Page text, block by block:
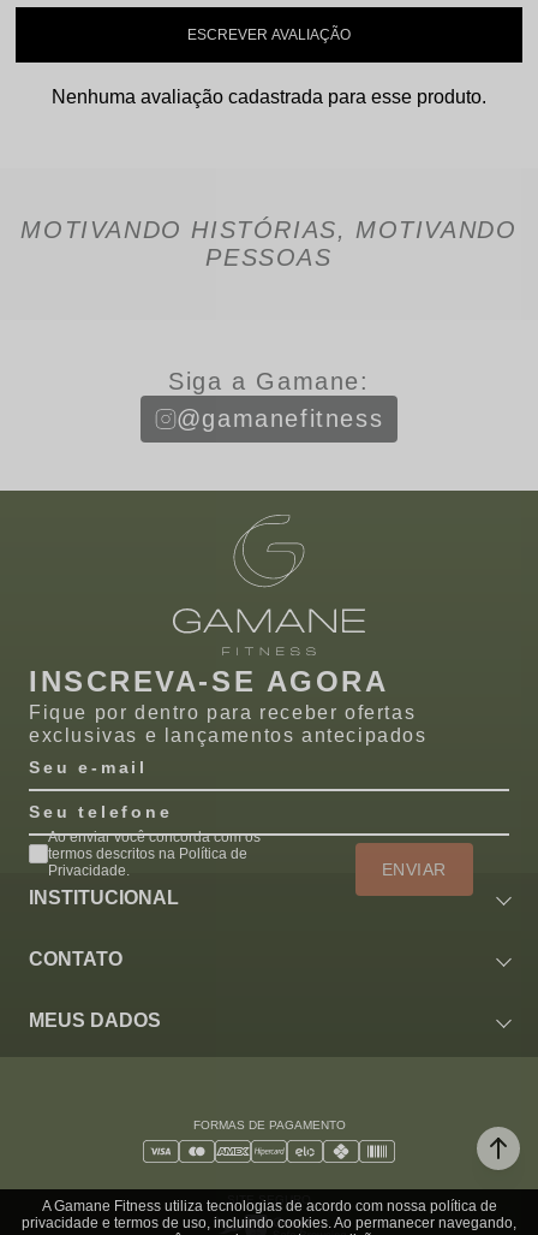
ESCREVER AVALIAÇÃO
Nenhuma avaliação cadastrada para esse produto.
MOTIVANDO HISTÓRIAS, MOTIVANDO
PESSOAS
Siga a Gamane:
@gamanefitness
INSCREVA-SE AGORA
Fique por dentro para receber ofertas
exclusivas e lançamentos antecipados
Seu telefone
Seu e-mail
ENVIAR
Ao enviar você concorda com os
termos descritos na Política de
Privacidade.
INSTITUCIONAL
CONTATO
MEUS DADOS
FORMAS DE PAGAMENTO
SITE SEGURO
A Gamane Fitness utiliza tecnologias de acordo com nossa política de
privacidade e termos de uso, incluindo cookies. Ao permanecer navegando,